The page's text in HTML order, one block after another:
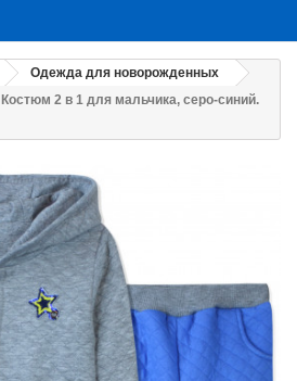
Одежда для новорожденных
Костюм 2 в 1 для мальчика, серо-синий.